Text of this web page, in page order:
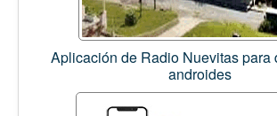
Aplicación de Radio Nuevitas para
androides